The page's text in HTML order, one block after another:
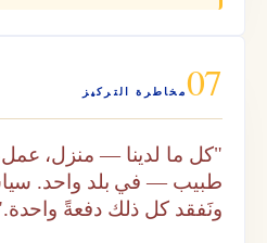
07 مخاطرة التركيز
"كل ما لدينا — منزل،
طبيب — في بلد واحد.
ونَفقد كل ذلك دفعةً